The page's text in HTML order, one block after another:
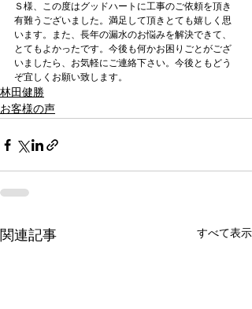
Ｓ様、この度はグッドハートに工事のご依頼を頂き
有難うございました。満足して頂きとても嬉しく思
います。また、長年の漏水のお悩みを解決できて、
とてもよかったです。今後も何かお困りごとがござ
いましたら、お気軽にご連絡下さい。今後ともどう
ぞ宜しくお願い致します。
林田健勝
お客様の声
関連記事 すべて表示